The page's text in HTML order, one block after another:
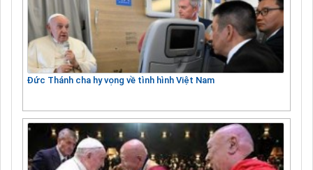
Đức Thánh cha hy vọng về tình hình Việt Nam